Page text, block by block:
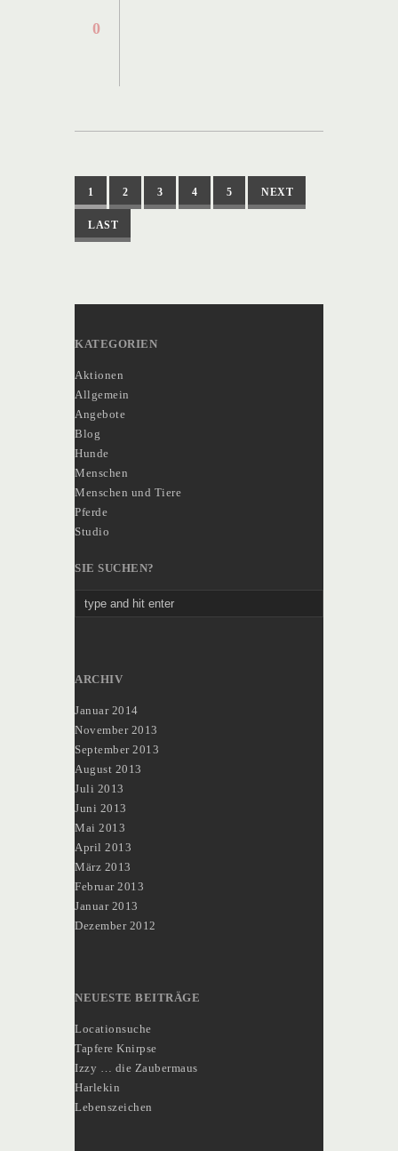
0
1 2 3 4 5 NEXT
LAST
KATEGORIEN
Aktionen
Allgemein
Angebote
Blog
Hunde
Menschen
Menschen und Tiere
Pferde
Studio
SIE SUCHEN?
ARCHIV
Januar 2014
November 2013
September 2013
August 2013
Juli 2013
Juni 2013
Mai 2013
April 2013
März 2013
Februar 2013
Januar 2013
Dezember 2012
NEUESTE BEITRÄGE
Locationsuche
Tapfere Knirpse
Izzy … die Zaubermaus
Harlekin
Lebenszeichen